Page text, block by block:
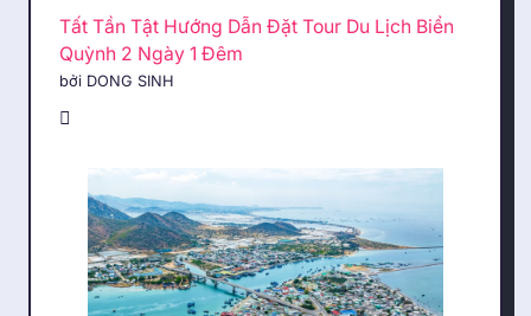
Tất Tần Tật Hướng Dẫn Đặt Tour Du Lịch Biển
Quỳnh 2 Ngày 1 Đêm
bởi DONG SINH